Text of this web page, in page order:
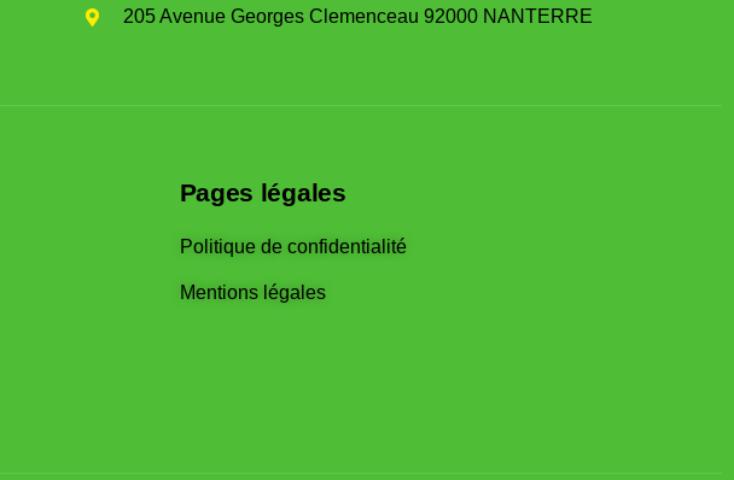
205 Avenue Georges Clemenceau 92000 NANTERRE
Pages légales
Politique de confidentialité
Mentions légales